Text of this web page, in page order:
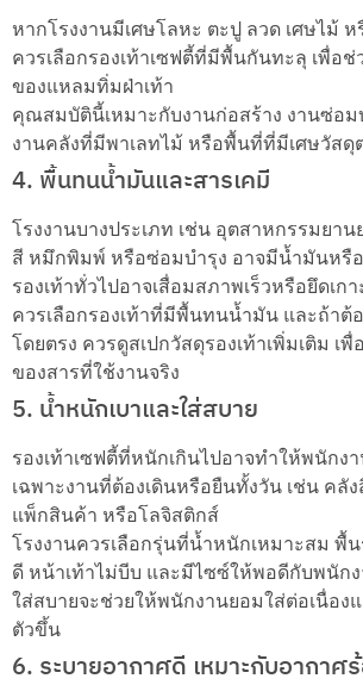
หากโรงงานมีเศษโลหะ ตะปู ลวด เศษไม้
ควรเลือกรองเท้าเซฟตี้ที่มีพื้นกันทะลุ เพื่อช่
ของแหลมทิ่มฝ่าเท้า
คุณสมบัตินี้เหมาะกับงานก่อสร้าง งานซ่อม
งานคลังที่มีพาเลทไม้ หรือพื้นที่ที่มีเศษวัสดุ
4. พื้นทนน้ำมันและสารเคมี
โรงงานบางประเภท เช่น อุตสาหกรรมยาน
สี หมึกพิมพ์ หรือซ่อมบำรุง อาจมีน้ำมันหรื
รองเท้าทั่วไปอาจเสื่อมสภาพเร็วหรือยึดเก
ควรเลือกรองเท้าที่มีพื้นทนน้ำมัน และถ้าต้อ
โดยตรง ควรดูสเปกวัสดุรองเท้าเพิ่มเติม เ
ของสารที่ใช้งานจริง
5. น้ำหนักเบาและใส่สบาย
รองเท้าเซฟตี้ที่หนักเกินไปอาจทำให้พนักงา
เฉพาะงานที่ต้องเดินหรือยืนทั้งวัน เช่น คลั
แพ็กสินค้า หรือโลจิสติกส์
โรงงานควรเลือกรุ่นที่น้ำหนักเหมาะสม พื้
ดี หน้าเท้าไม่บีบ และมีไซซ์ให้พอดีกับพนักง
ใส่สบายจะช่วยให้พนักงานยอมใส่ต่อเนื่อง
ตัวขึ้น
6. ระบายอากาศดี เหมาะกับอากาศ